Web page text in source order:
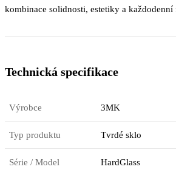
kombinace solidnosti, estetiky a každodenní
Technická specifikace
Výrobce 3MK
Typ produktu Tvrdé sklo
Série / Model HardGlass